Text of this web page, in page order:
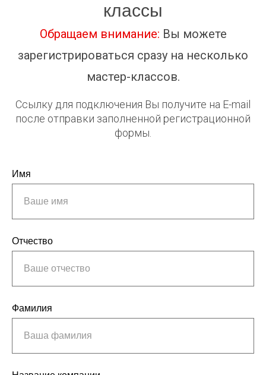
классы
Обращаем внимание: Вы можете
зарегистрироваться сразу на несколько
мастер-классов.
Ссылку для подключения Вы получите на E-mail
после отправки заполненной регистрационной
формы.
Имя
Ваше имя
Отчество
Ваше отчество
Фамилия
Ваша фамилия